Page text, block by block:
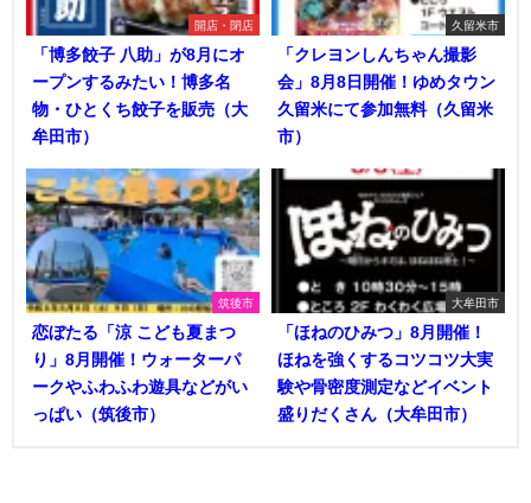
開店・閉店
「博多餃子 八助」が8月にオ
ープンするみたい！博多名
物・ひとくち餃子を販売（大
牟田市）
久留米市
「クレヨンしんちゃん撮影
会」8月8日開催！ゆめタウン
久留米にて参加無料（久留米
市）
筑後市
恋ぼたる「涼 こども夏まつ
り」8月開催！ウォーターパ
ークやふわふわ遊具などがい
っぱい（筑後市）
大牟田市
「ほねのひみつ」8月開催！
ほねを強くするコツコツ大実
験や骨密度測定などイベント
盛りだくさん（大牟田市）